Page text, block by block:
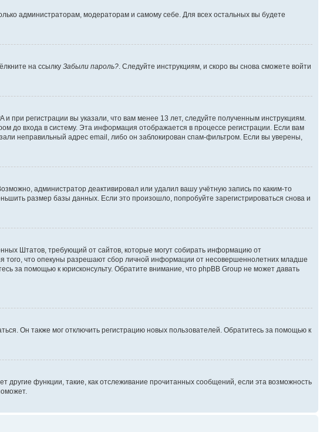
администраторам, модераторам и самому себе. Для всех остальных вы будете
на ссылку Забыли пароль? . Следуйте инструкциям, и скоро вы снова сможете войти
при регистрации вы указали, что вам менее 13 лет, следуйте полученным инструкциям.
до входа в систему. Эта информация отображается в процессе регистрации. Если вам
неправильный адрес email, либо он заблокирован спам-фильтром. Если вы уверены,
администратор деактивировал или удалил вашу учётную запись по каким-то
размер базы данных. Если это произошло, попробуйте зарегистрироваться снова и
Штатов, требующий от сайтов, которые могут собирать информацию от
того, что опекуны разрешают сбор личной информации от несовершеннолетних младше
за помощью к юрисконсульту. Обратите внимание, что phpBB Group не может давать
Он также мог отключить регистрацию новых пользователей. Обратитесь за помощью к
функции, такие, как отслеживание прочитанных сообщений, если эта возможность